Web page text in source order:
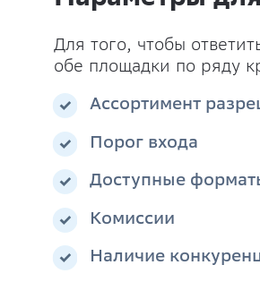
Для того, чтобы
обе площадки по ряду
Ассортимент
Порог входа
Доступные
Комиссии
Наличие